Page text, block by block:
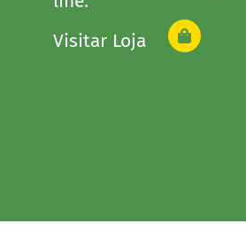
Visitar Loja